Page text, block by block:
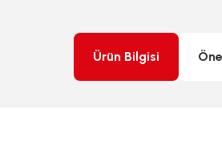
Ürün Bilgisi